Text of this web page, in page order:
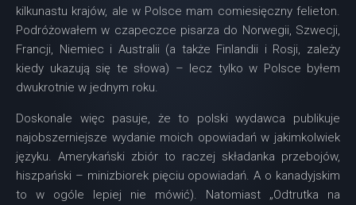
kilkunastu krajów, ale w Polsce mam comiesięczny felieton.
Podróżowałem w czapeczce pisarza do Norwegii, Szwecji,
Francji, Niemiec i Australii (a także Finlandii i Rosji, zależy
kiedy ukazują się te słowa) – lecz tylko w Polsce byłem
dwukrotnie w jednym roku.
Doskonale więc pasuje, że to polski wydawca publikuje
najobszerniejsze wydanie moich opowiadań w jakimkolwiek
języku. Amerykański zbiór to raczej składanka przebojów,
hiszpański – minizbiorek pięciu opowiadań. A o kanadyjskim
to w ogóle lepiej nie mówić). Natomiast „Odtrutka na